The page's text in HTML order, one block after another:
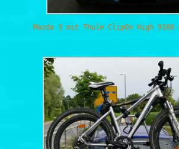
Mazda 3 mit Thule ClipOn High 9106